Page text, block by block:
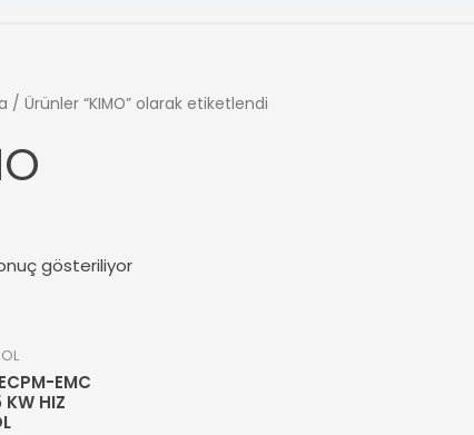
/ Ürünler “KIMO” olarak etiketlendi
gösteriliyor
EMC
KW HIZ